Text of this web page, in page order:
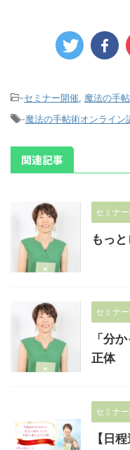
-セミナー開催 魔法の手
-魔法の手帖術オンライン
関連記事
セミナ
もっ
セミナ
「分
正体
セミナ
【日